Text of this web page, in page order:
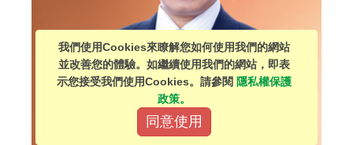
我們使用Cookies來瞭解您如何使用我們的網站
並改善您的體驗。如繼續使用我們的網站，即表
示您接受我們使用Cookies。請參閱 隱私權保護
政策。
同意使用